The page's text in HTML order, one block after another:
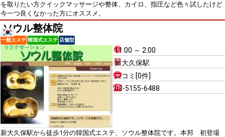
を取りたい方クイックマッサージや整体、カイロ、指圧など色々試したけど
今一つ良くなかった方にオススメ。
ソウル整体院
一般エステ 韓国式エステ 店舗型
11:00 ～ 2:00
新大久保駅
口コミ[0件]
03-5155-6488
新大久保駅から徒歩1分の韓国式エステ、ソウル整体院です。本邦 初登場